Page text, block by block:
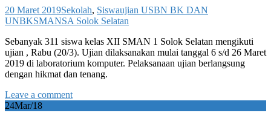
20 Maret 2019Sekolah, Siswaujian USBN BK DAN
UNBKSMANSA Solok Selatan
Sebanyak 311 siswa kelas XII SMAN 1 Solok Selatan mengikuti
ujian , Rabu (20/3). Ujian dilaksanakan mulai tanggal 6 s/d 26 Maret
2019 di laboratorium komputer. Pelaksanaan ujian berlangsung
dengan hikmat dan tenang.
Leave a comment
24Mar/18